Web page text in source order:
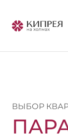
ВЫБОР